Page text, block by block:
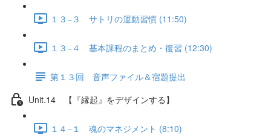
１３−３ サトリの運動習慣 (11:50)
１３−４ 基本課程のまとめ・復習 (12:30)
第１３回 音声ファイル＆宿題提出
Unit.14 【『縁起』をデザインする】
１４−１ 魂のマネジメント (8:10)